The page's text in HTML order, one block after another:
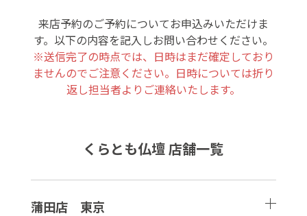
来店予約のご予約についてお申込みいただけま
す。以下の内容を記入しお問い合わせください。
※送信完了の時点では、日時はまだ確定しており
ませんのでご注意ください。日時については折り
返し担当者よりご連絡いたします。
くらとも仏壇 店舗一覧
蒲田店 東京